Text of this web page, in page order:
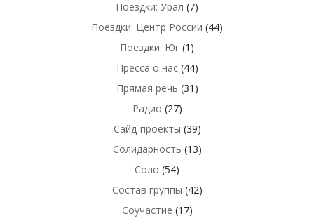
Поездки: Урал (7)
Поездки: Центр России (44)
Поездки: Юг (1)
Пресса о нас(44)
Прямая речь (31)
Радио (27)
Сайд-проекты (39)
Солидарность (13)
Соло (54)
Состав группы (42)
Соучастие (17)